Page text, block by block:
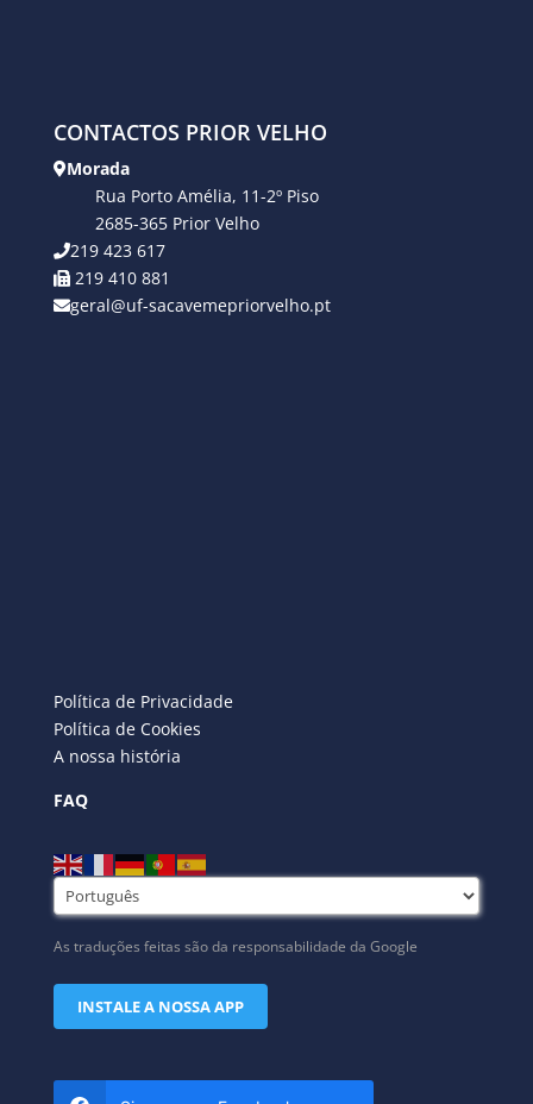
CONTACTOS PRIOR VELHO
Morada
Rua Porto Amélia, 11-2º Piso
2685-365 Prior Velho
219 423 617
219 410 881
geral@uf-sacavemepriorvelho.pt
Política de Privacidade
Política de Cookies
A nossa história
FAQ
As traduções feitas são da responsabilidade da Google
INSTALE A NOSSA APP